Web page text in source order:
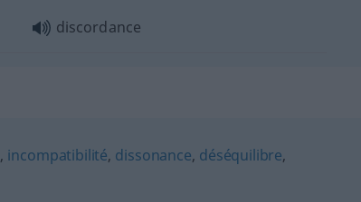
discordance
, incompatibilité, dissonance, déséquilibre,